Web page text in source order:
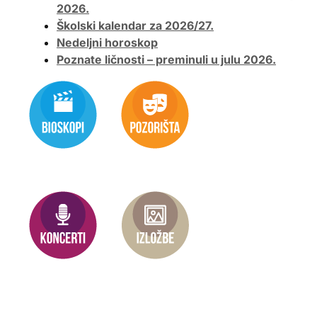
2026.
Školski kalendar za 2026/27.
Nedeljni horoskop
Poznate ličnosti – preminuli u julu 2026.